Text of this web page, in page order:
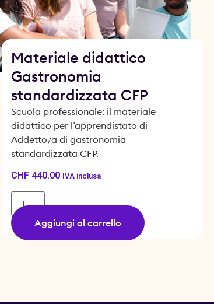
Materiale didattico
Gastronomia
standardizzata CFP
Scuola professionale: il materiale
didattico per l’apprendistato di
Addetto/a di gastronomia
standardizzata CFP.
CHF440.00 IVA inclusa
Aggiungi al carrello